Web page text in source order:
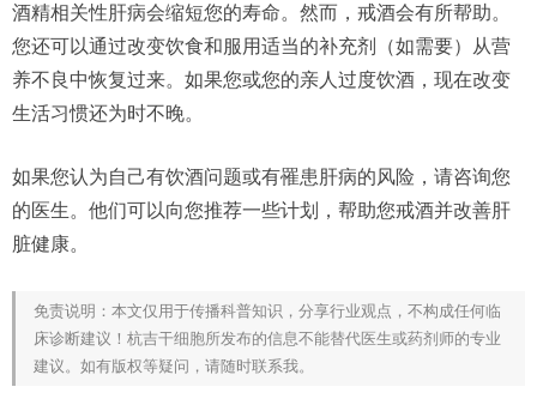
酒精相关性肝病会缩短您的寿命。然而，戒酒会有所帮助。
您还可以通过改变饮食和服用适当的补充剂（如需要）从营
养不良中恢复过来。如果您或您的亲人过度饮酒，现在改变
生活习惯还为时不晚。
如果您认为自己有饮酒问题或有罹患肝病的风险，请咨询您
的医生。他们可以向您推荐一些计划，帮助您戒酒并改善肝
脏健康。
免责说明：本文仅用于传播科普知识，分享行业观点，不构成任何临
床诊断建议！杭吉干细胞所发布的信息不能替代医生或药剂师的专业
建议。如有版权等疑问，请随时联系我。